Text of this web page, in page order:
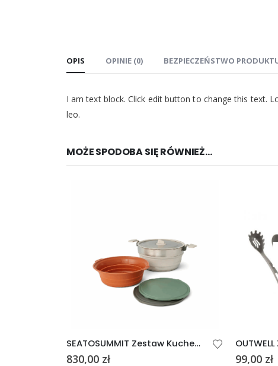
OPIS OPINIE (0) BEZPIECZEŃSTWO
I am text block. Click edit button to change this text.
leo.
MOŻE SPODOBA SIĘ RÓWNIEŻ…
SEATOSUMMIT Zestaw Kuchenny Detour Essentials Camp 4 elementy
830,00 zł 99,00 zł